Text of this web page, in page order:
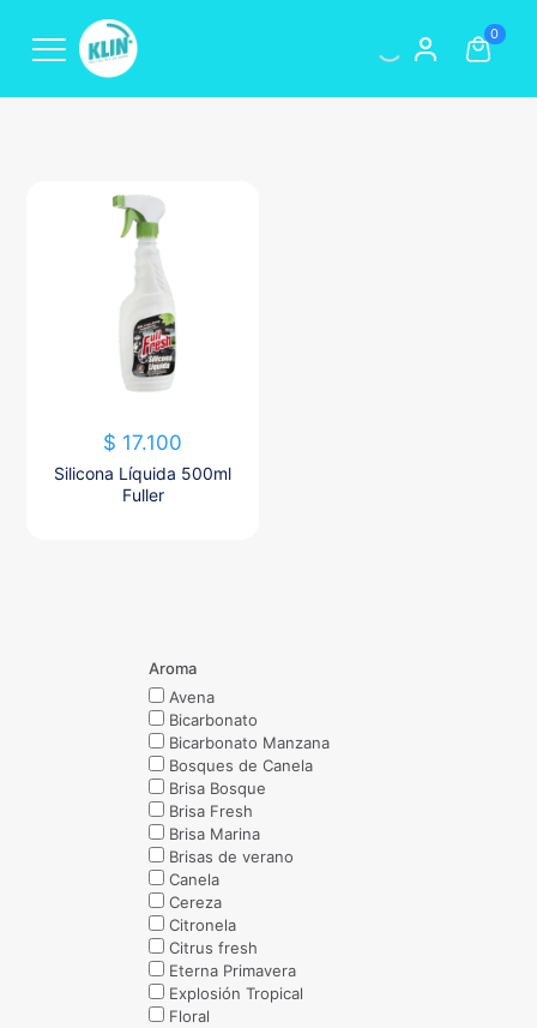
0
$ 17.100
Silicona Líquida 500ml
Fuller
Aroma
Avena
Bicarbonato
Bicarbonato Manzana
Bosques de Canela
Brisa Bosque
Brisa Fresh
Brisa Marina
Brisas de verano
Canela
Cereza
Citronela
Citrus fresh
Eterna Primavera
Explosión Tropical
Floral